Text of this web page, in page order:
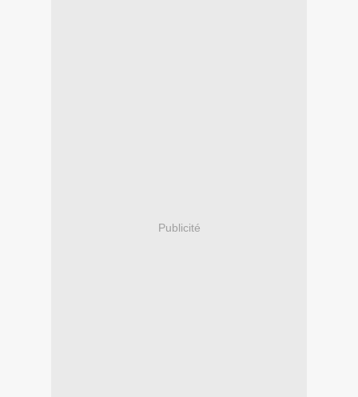
Publicité